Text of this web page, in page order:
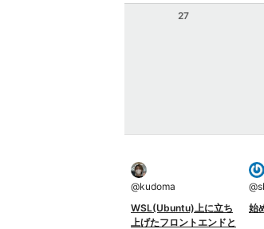
27
@kudoma
WSL(Ubuntu)上に立ち
上げたフロントエンドと
@
始